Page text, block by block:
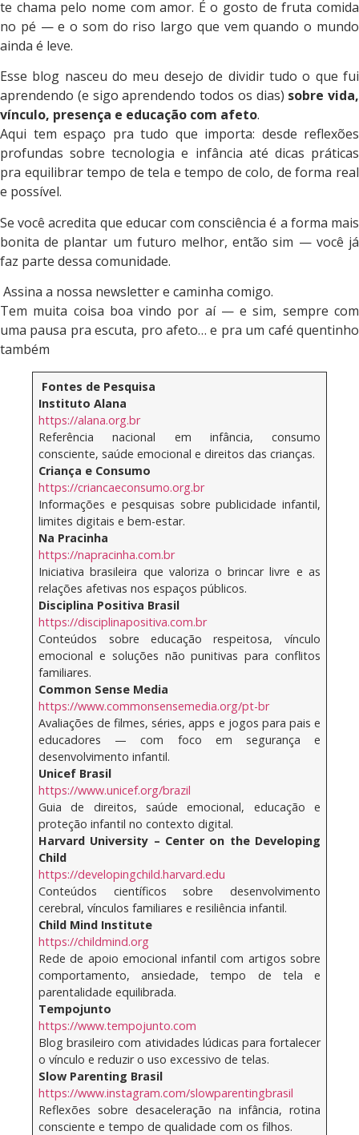
te chama pelo nome com amor. É o gosto de fruta comida
no pé — e o som do riso largo que vem quando o mundo
ainda é leve.
Esse blog nasceu do meu desejo de dividir tudo o que fui
aprendendo (e sigo aprendendo todos os dias) sobre vida,
vínculo, presença e educação com afeto.
Aqui tem espaço pra tudo que importa: desde reflexões
profundas sobre tecnologia e infância até dicas práticas
pra equilibrar tempo de tela e tempo de colo, de forma real
e possível.
Se você acredita que educar com consciência é a forma mais
bonita de plantar um futuro melhor, então sim — você já
faz parte dessa comunidade.
Assina a nossa newsletter e caminha comigo.
Tem muita coisa boa vindo por aí — e sim, sempre com
uma pausa pra escuta, pro afeto… e pra um café quentinho
também
Fontes de Pesquisa
Instituto Alana
https://alana.org.br
Referência nacional em infância, consumo
consciente, saúde emocional e direitos das crianças.
Criança e Consumo
https://criancaeconsumo.org.br
Informações e pesquisas sobre publicidade infantil,
limites digitais e bem-estar.
Na Pracinha
https://napracinha.com.br
Iniciativa brasileira que valoriza o brincar livre e as
relações afetivas nos espaços públicos.
Disciplina Positiva Brasil
https://disciplinapositiva.com.br
Conteúdos sobre educação respeitosa, vínculo
emocional e soluções não punitivas para conflitos
familiares.
Common Sense Media
https://www.commonsensemedia.org/pt-br
Avaliações de filmes, séries, apps e jogos para pais e
educadores — com foco em segurança e
desenvolvimento infantil.
Unicef Brasil
https://www.unicef.org/brazil
Guia de direitos, saúde emocional, educação e
proteção infantil no contexto digital.
Harvard University – Center on the Developing
Child
https://developingchild.harvard.edu
Conteúdos científicos sobre desenvolvimento
cerebral, vínculos familiares e resiliência infantil.
Child Mind Institute
https://childmind.org
Rede de apoio emocional infantil com artigos sobre
comportamento, ansiedade, tempo de tela e
parentalidade equilibrada.
Tempojunto
https://www.tempojunto.com
Blog brasileiro com atividades lúdicas para fortalecer
o vínculo e reduzir o uso excessivo de telas.
Slow Parenting Brasil
https://www.instagram.com/slowparentingbrasil
Reflexões sobre desaceleração na infância, rotina
consciente e tempo de qualidade com os filhos.